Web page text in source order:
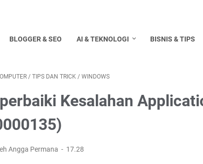
BLOGGER & SEO AI & TEKNOLOGI BISNIS & TIPS
/ TIPS DAN TRICK / WINDOWS
Kesalahan
Angga Permana 17.28